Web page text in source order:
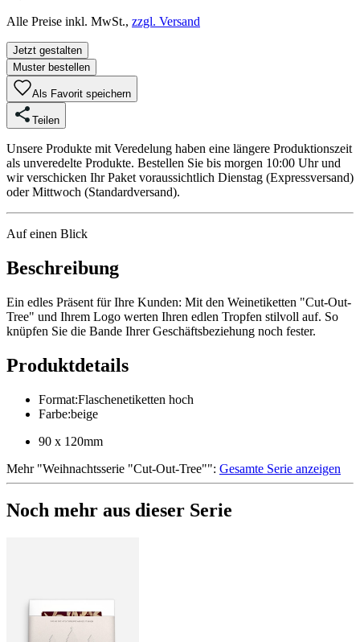
Alle Preise inkl. MwSt., zzgl. Versand
Jetzt gestalten
Muster bestellen
Als Favorit speichern
Teilen
Unsere Produkte mit Veredelung haben eine längere Produktionszeit
als unveredelte Produkte. Bestellen Sie bis morgen 10:00 Uhr und
wir verschicken Ihr Paket voraussichtlich Dienstag (Expressversand)
oder Mittwoch (Standardversand).
Auf einen Blick
Beschreibung
Ein edles Präsent für Ihre Kunden: Mit den Weinetiketten "Cut-Out-
Tree" und Ihrem Logo werten Ihren edlen Tropfen stilvoll auf. So
knüpfen Sie die Bande Ihrer Geschäftsbeziehung noch fester.
Produktdetails
Format:Flaschenetiketten hoch
Farbe:beige
90 x 120mm
Mehr"Weihnachtsserie "Cut-Out-Tree"": Gesamte Serie anzeigen
Noch mehr aus dieser Serie